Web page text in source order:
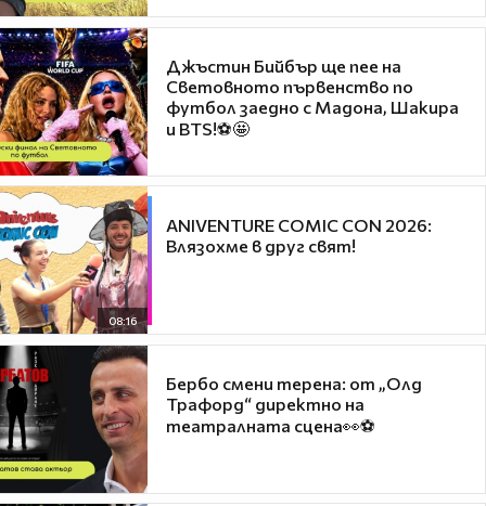
Джъстин Бийбър ще пее на
Световното първенство по
футбол заедно с Мадона, Шакира
и BTS!⚽🤩
08:16
ANIVENTURE COMIC CON 2026:
Влязохме в друг свят!
Бербо смени терена: от „Олд
Трафорд“ директно на
театралната сцена👀⚽